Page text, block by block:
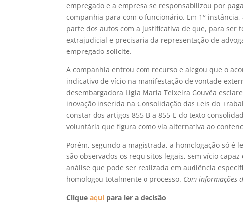
empregado e a empresa se responsabilizou por
companhia para com o funcionário. Em 1°
parte dos autos com a justificativa de que, para ser
extrajudicial e precisaria da representação de
empregado solicite.
A companhia entrou com recurso e alegou que o
indicativo de vício na manifestação de vontade
desembargadora Lígia Maria Teixeira Gouvêa
inovação inserida na Consolidação das Leis do
constar dos artigos 855-B a 855-E do texto
voluntária que figura como via alternativa ao
Porém, segundo a magistrada, a homologação só é
são observados os requisitos legais, sem vício
análise que pode ser realizada em audiência
homologou totalmente o processo. Com informações
Cliqueaqui para ler a decisão